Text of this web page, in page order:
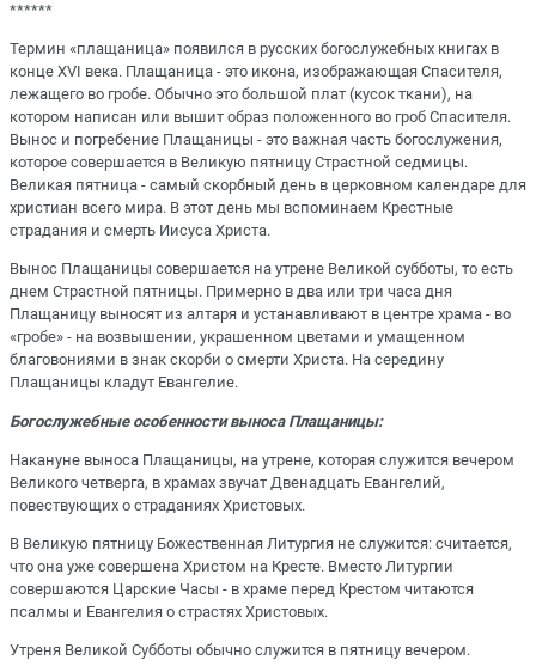
******
Термин «плащаница» появился в русских богослужебных книгах в
конце XVI века. Плащаница - это икона, изображающая Спасителя,
лежащего во гробе. Обычно это большой плат (кусок ткани), на
котором написан или вышит образ положенного во гроб Спасителя.
Вынос и погребение Плащаницы - это важная часть богослужения,
которое совершается в Великую пятницу Страстной седмицы.
Великая пятница - самый скорбный день в церковном календаре для
христиан всего мира. В этот день мы вспоминаем Крестные
страдания и смерть Иисуса Христа.
Вынос Плащаницы совершается на утрене Великой субботы, то есть
днем Страстной пятницы. Примерно в два или три часа дня
Плащаницу выносят из алтаря и устанавливают в центре храма - во
«гробе» - на возвышении, украшенном цветами и умащенном
благовониями в знак скорби о смерти Христа. На середину
Плащаницы кладут Евангелие.
Богослужебные особенности выноса Плащаницы:
Накануне выноса Плащаницы, на утрене, которая служится вечером
Великого четверга, в храмах звучат Двенадцать Евангелий,
повествующих о страданиях Христовых.
В Великую пятницу Божественная Литургия не служится: считается,
что она уже совершена Христом на Кресте. Вместо Литургии
совершаются Царские Часы - в храме перед Крестом читаются
псалмы и Евангелия о страстях Христовых.
Утреня Великой Субботы обычно служится в пятницу вечером.